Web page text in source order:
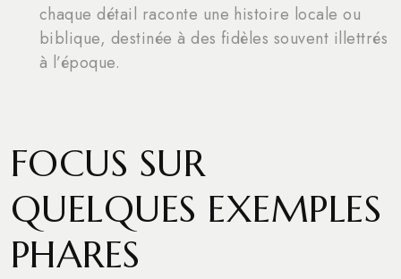
chaque détail raconte une histoire locale ou
biblique, destinée à des fidèles souvent illettrés
à l’époque.
FOCUS SUR
QUELQUES EXEMPLES
PHARES